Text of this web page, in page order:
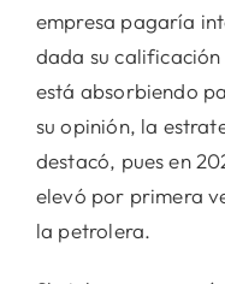
empresa pagaría
dada su
está absorbiendo
su opinión, la
destacó, pues en
elevó por primera
la petrolera.